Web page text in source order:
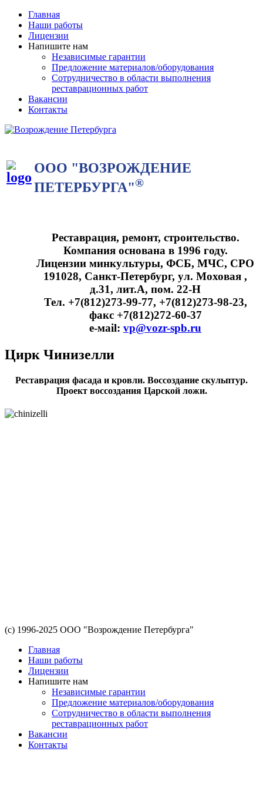
Главная
Наши работы
Лицензии
Напишите нам
Независимые гарантии
Предложение материалов/оборудования
Сотрудничество в области выполнения
реставрационных работ
Вакансии
Контакты
ООО "ВОЗРОЖДЕНИЕ
ПЕТЕРБУРГА"®
Реставрация, ремонт, строительство.
Компания основана в 1996 году.
Лицензии минкультуры, ФСБ, МЧС, СРО
191028, Санкт-Петербург, ул. Моховая ,
д.31, лит.А, пом. 22-Н
Тел. +7(812)273-99-77, +7(812)273-98-23,
факс +7(812)272-60-37
e-мail: vp@vozr-spb.ru
Цирк Чинизелли
Реставрация фасада и кровли. Воссоздание скульптур.
Проект воссоздания Царской ложи.
(с) 1996-2025 ООО "Возрождение Петербурга"
Главная
Наши работы
Лицензии
Напишите нам
Независимые гарантии
Предложение материалов/оборудования
Сотрудничество в области выполнения
реставрационных работ
Вакансии
Контакты